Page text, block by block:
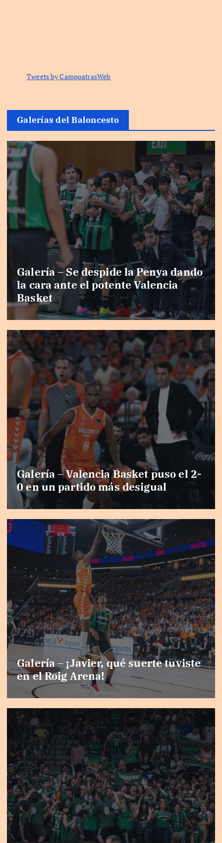
Tweets by CampoatrasWeb
Galerías del Baloncesto
Galería – Se despide la Penya dando
la cara ante el potente Valencia
Basket
Galería – Valencia Basket puso el 2-
0 en un partido más desigual
Galería – ¡Javier, qué suerte tuviste
en el Roig Arena!